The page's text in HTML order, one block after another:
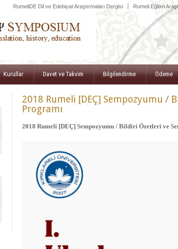
RumeliDE Dil ve Edebiyat Araştırmaları Dergisi Rumeli Eğitim
Kurullar Davet ve Takvim Bilgilendirme Ödeme
2018 Rumeli [DEÇ] Sempozyumu /
Programı
2018 Rumeli [DEÇ] Sempozyumu / Bildiri Özetleri ve